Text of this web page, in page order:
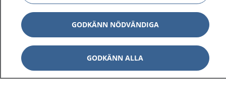
vårdärenden. Ring telefonnummer 1177 för
sjukvårdsrådgivning dygnet runt.
1177 ger dig råd när du vill må bättre.
GODKÄNN NÖDVÄNDIGA
GODKÄNN ALLA